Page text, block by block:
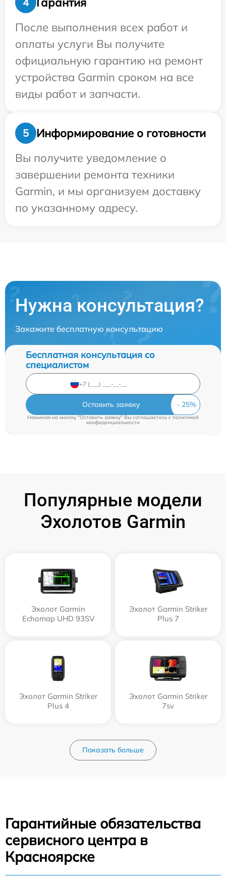
После выполнения всех работ и
оплаты услуги Вы получите
официальную гарантию на ремонт
устройства Garmin сроком на все
виды работ и запчасти.
5
Информирование о готовности
Вы получите уведомление о
завершении ремонта техники
Garmin, и мы организуем доставку
по указанному адресу.
Нужна консультация?
Закажите бесплатную консультацию
Бесплатная консультация со
специалистом
Оставить заявку
Нажимая на кнопку "Оставить заявку" Вы соглашаетесь cполитикой
конфиденциальности
Популярные модели
Эхолотов Garmin
Эхолот Garmin
Echomap UHD 93SV
Эхолот Garmin Striker
Plus 7
Эхолот Garmin Striker
Plus 4
Эхолот Garmin Striker
7sv
Показать больше
Гарантийные обязательства
сервисного центра в
Красноярске